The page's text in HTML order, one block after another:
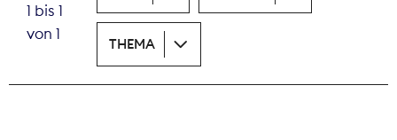
Tarifpolitik
Theodor-Wolff-Preis
1 bis 1
von 1
THEMA